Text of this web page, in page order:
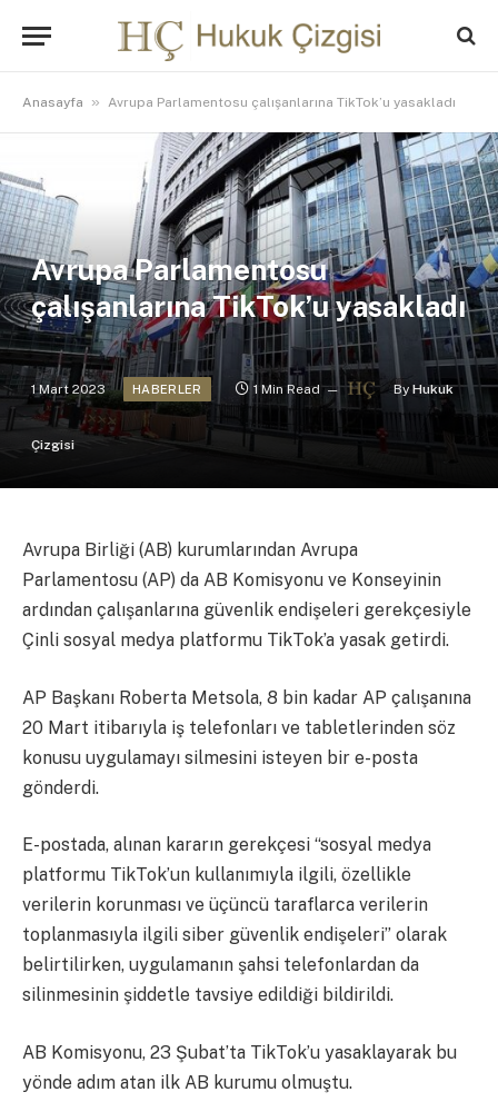
Anasayfa » Avrupa Parlamentosu çalışanlarına TikTok’u yasakladı
Avrupa Parlamentosu
çalışanlarına TikTok’u yasakladı
1 Mart 2023 HABERLER 1 Min Read By Hukuk
Çizgisi
Avrupa Birliği (AB) kurumlarından Avrupa
Parlamentosu (AP) da AB Komisyonu ve Konseyinin
ardından çalışanlarına güvenlik endişeleri gerekçesiyle
Çinli sosyal medya platformu TikTok’a yasak getirdi.
AP Başkanı Roberta Metsola, 8 bin kadar AP çalışanına
20 Mart itibarıyla iş telefonları ve tabletlerinden söz
konusu uygulamayı silmesini isteyen bir e-posta
gönderdi.
E-postada, alınan kararın gerekçesi “sosyal medya
platformu TikTok’un kullanımıyla ilgili, özellikle
verilerin korunması ve üçüncü taraflarca verilerin
toplanmasıyla ilgili siber güvenlik endişeleri” olarak
belirtilirken, uygulamanın şahsi telefonlardan da
silinmesinin şiddetle tavsiye edildiği bildirildi.
AB Komisyonu, 23 Şubat’ta TikTok’u yasaklayarak bu
yönde adım atan ilk AB kurumu olmuştu.